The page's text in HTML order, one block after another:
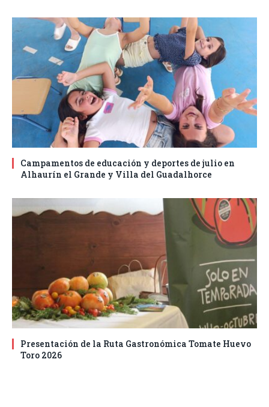
Campamentos de educación y deportes de julio en
Alhaurín el Grande y Villa del Guadalhorce
Presentación de la Ruta Gastronómica Tomate Huevo
Toro 2026